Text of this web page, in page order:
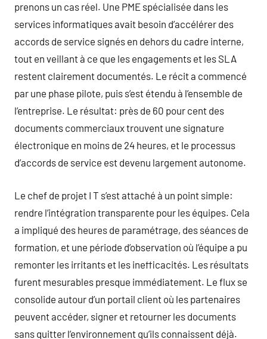
prenons un cas réel. Une PME spécialisée dans les
services informatiques avait besoin d’accélérer des
accords de service signés en dehors du cadre interne,
tout en veillant à ce que les engagements et les SLA
restent clairement documentés. Le récit a commencé
par une phase pilote, puis s’est étendu à l’ensemble de
l’entreprise. Le résultat: près de 60 pour cent des
documents commerciaux trouvent une signature
électronique en moins de 24 heures, et le processus
d’accords de service est devenu largement autonome.
Le chef de projet I T s’est attaché à un point simple:
rendre l’intégration transparente pour les équipes. Cela
a impliqué des heures de paramétrage, des séances de
formation, et une période d’observation où l’équipe a pu
remonter les irritants et les inefficacités. Les résultats
furent mesurables presque immédiatement. Le flux se
consolide autour d’un portail client où les partenaires
peuvent accéder, signer et retourner les documents
sans quitter l’environnement qu’ils connaissent déjà.